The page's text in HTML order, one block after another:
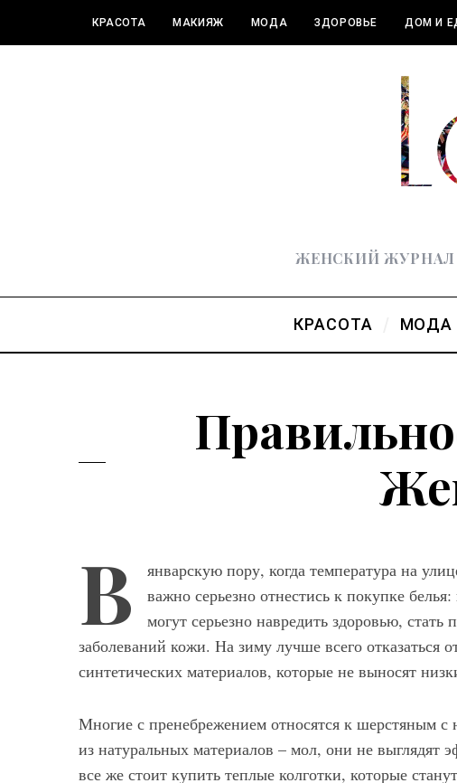
КРАСОТА МАКИЯЖ МОДА ЗДОРОВЬЕ ДОМ И
ЖЕНСКИЙ ЖУРНАЛ
КРАСОТА МОДА
В
январскую пору, когда температура на
важно серьезно отнестись к покупке
могут серьезно навредить здоровью,
заболеваний кожи. На зиму лучше всего отказаться
синтетических материалов, которые не выносят
Многие с пренебрежением относятся к шерстяным с
из натуральных материалов – мол, они не выглядят
все же стоит купить теплые колготки, которые
Модные фасоны
брюк серого цвета